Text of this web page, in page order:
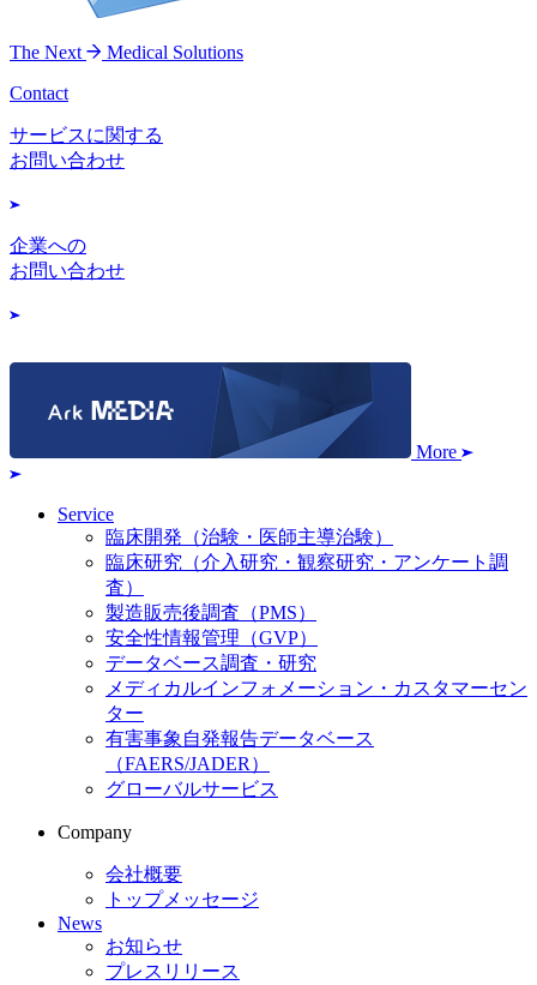
The Next
Medical Solutions
Contact
サービスに関する
お問い合わせ
企業への
お問い合わせ
More
Service
臨床開発（治験・医師主導治験）
臨床研究（介入研究・観察研究・アンケート調
査）
製造販売後調査（PMS）
安全性情報管理（GVP）
データベース調査・研究
メディカルインフォメーション・カスタマーセン
ター
有害事象自発報告データベース
（FAERS/JADER）
グローバルサービス
Company
会社概要
トップメッセージ
News
お知らせ
プレスリリース